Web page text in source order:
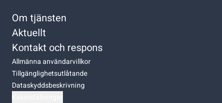
Om tjänsten
Aktuellt
Kontakt och respons
Allmänna användarvillkor
Tillgänglighetsutlåtande
Dataskyddsbeskrivning